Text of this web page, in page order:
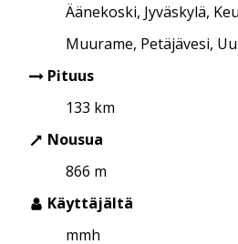
Äänekoski, Jyväskylä,
Muurame, Petäjävesi,
Pituus
133 km
Nousua
866 m
Käyttäjältä
mmh